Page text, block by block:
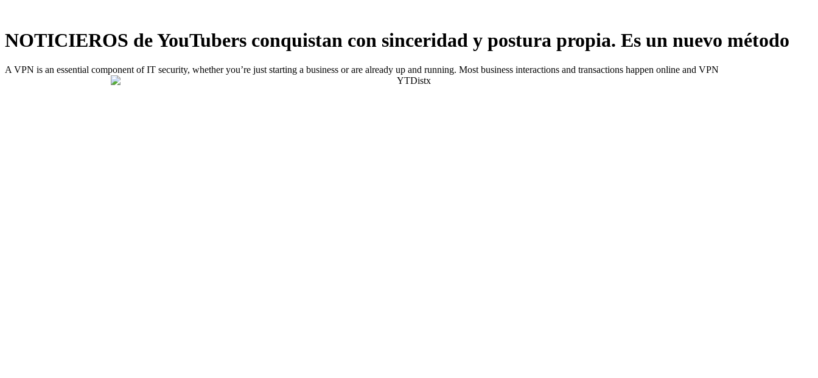
NOTICIEROS de YouTubers conquistan con sinceridad y postura propia. Es un nuevo método
A VPN is an essential component of IT security, whether you’re just starting a business or are already up and running. Most business interactions and transactions happen online and VPN